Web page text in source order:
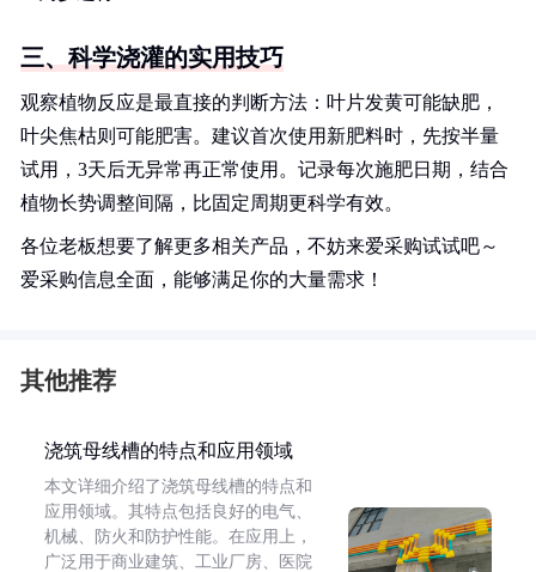
三、科学浇灌的实用技巧
观察植物反应是最直接的判断方法：叶片发黄可能缺肥，
叶尖焦枯则可能肥害。建议首次使用新肥料时，先按半量
试用，3天后无异常再正常使用。记录每次施肥日期，结合
植物长势调整间隔，比固定周期更科学有效。
各位老板想要了解更多相关产品，不妨来爱采购试试吧～
爱采购信息全面，能够满足你的大量需求！
其他推荐
浇筑母线槽的特点和应用领域
本文详细介绍了浇筑母线槽的特点和
应用领域。其特点包括良好的电气、
机械、防火和防护性能。在应用上，
广泛用于商业建筑、工业厂房、医院